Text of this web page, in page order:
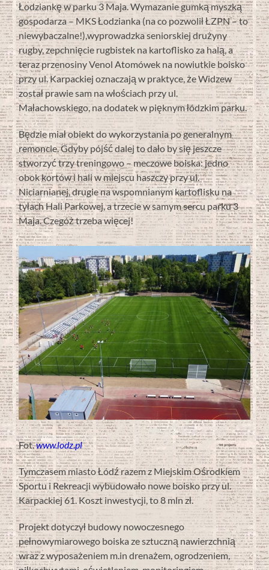
Łodziankę w parku 3 Maja. Wymazanie gumką myszką
gospodarza – MKS Łodzianka (na co pozwolił ŁZPN – to
niewybaczalne!),wyprowadzka seniorskiej drużyny
rugby, zepchnięcie rugbistek na kartoflisko za halą, a
teraz przenosiny Venol Atomówek na nowiutkie boisko
przy ul. Karpackiej oznaczają w praktyce, że Widzew
został prawie sam na włościach przy ul.
Małachowskiego, na dodatek w pięknym łódzkim parku.
Będzie miał obiekt do wykorzystania po generalnym
remoncie. Gdyby pójść dalej to dało by się jeszcze
stworzyć trzy treningowo – meczowe boiska: jedno
obok kortów i hali w miejscu haszczy przy ul.
Niciarnianej, drugie na wspomnianym kartoflisku na
tyłach Hali Parkowej, a trzecie w samym sercu parku 3
Maja. Czegóż trzeba więcej!
Fot.www.lodz.pl
Tymczasem miasto Łódź razem z Miejskim Ośrodkiem
Sportu i Rekreacji wybudowało nowe boisko przy ul.
Karpackiej 61. Koszt inwestycji, to 8 mln zł.
Projekt dotyczył budowy nowoczesnego
pełnowymiarowego boiska ze sztuczną nawierzchnią
wraz z wyposażeniem m.in drenażem, ogrodzeniem,